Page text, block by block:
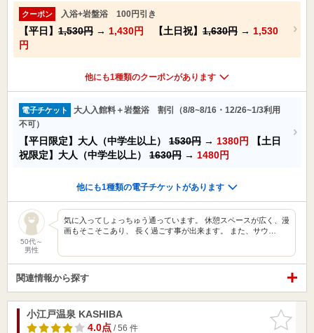
クーポン 入浴+岩盤浴 100円引き
【平日】 1,530円 → 1,430円 【土日祝】 1,630円 → 1,530
円
他にも1種類のクーポンがあります
電子チケット
大人入館料＋岩盤浴 割引（8/8~8/16・12/26~1/3利用
不可）
【平日限定】大人（中学生以上） 1530円 → 1380円
【土日
祝限定】大人（中学生以上） 1630円 → 1480円
他にも1種類の電子チケットがあります
50代～
男性
気に入ってしょっちゅう通っています。 休憩スペースが広く、漫
画もそこそこあり、 長く過ごす事が出来ます。 また、サウ…
関連情報から探す
お気に入
りに追加
小江戸温泉 KASHIBA
4.0点/ 56 件